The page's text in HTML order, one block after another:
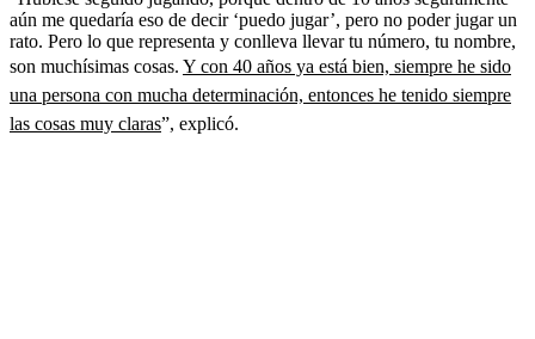
aún me quedaría eso de decir ‘puedo jugar’, pero no poder jugar un
rato. Pero lo que representa y conlleva llevar tu número, tu nombre,
son muchísimas cosas. Y con 40 años ya está bien, siempre he sido
una persona con mucha determinación, entonces he tenido siempre
las cosas muy claras”, explicó.